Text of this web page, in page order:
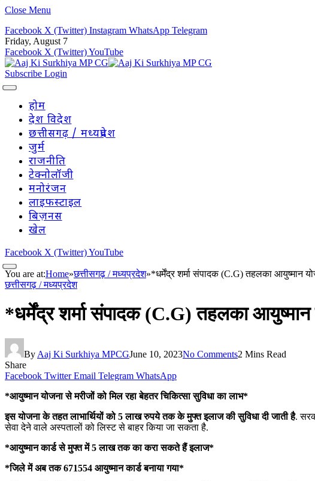
Close Menu
Facebook X (Twitter) Instagram WhatsApp Telegram
Friday, August 7
Facebook X (Twitter)YouTube
Subscribe Login
होम
देश विदेश
छत्तीसगढ़ / मध्यप्रदेश
जुर्म
राजनीति
टेक्नोलॉजी
मनोरंजन
लाइफस्टाइल
बिज़नस
खेल
Facebook X (Twitter)YouTube
You are at:Home»छत्तीसगढ़ / मध्यप्रदेश»*धर्मेंद्र शर्मा संपादक (C.G) तहलका आयुष्मान
छत्तीसगढ़ / मध्यप्रदेश
*धर्मेंद्र शर्मा संपादक (C.G) तहलका आयुष्मान
By Aaj Ki Surkhiya MPCGJune 10, 2023No Comments2 Mins Read
Share
Facebook Twitter Email Telegram WhatsApp
*आयुष्मान योजना से मरीजों को मिल रहा बेहतर चिकित्सा सुविधा का लाभ*
इस योजना के तहत लाभार्थियों को 5 लाख रुपये तक के मुफ्त इलाज की सुविधा दी जाती है.
सेवा देने वाले अस्पतालों को लिस्ट से बाहर किया जा सकता है.
*आयुष्मान कार्ड से मुफ्त में 5 लाख तक का करा सकते हैं इलाज*
*जिले में अब तक 671554 आयुष्मान कार्ड बनाया गया*